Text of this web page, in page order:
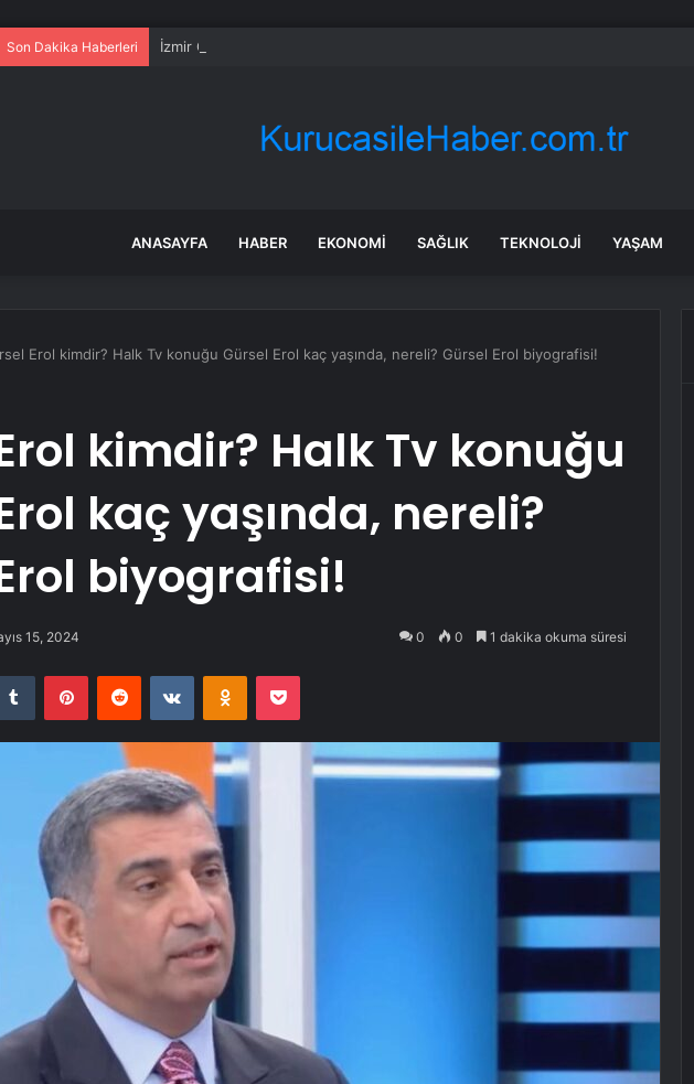
Son Dakika Haberleri İzmir Güzelbahçe Zabıtası’ndan kapsamlı gıda denetimi
ANASAYFA HABER EKONOMI SAĞLIK TEKNOLOJI YAŞAM
Erol kimdir? Halk Tv konuğu Gürsel Erol kaç yaşında, nereli? Gürsel Erol biyografisi!
kimdir? Halk Tv konuğu
kaç yaşında, nereli?
biyografisi!
15, 2024 0 0 1 dakika okuma süresi
Tumblr PinterestReddit VKontakteOdnoklassniki
Pocket